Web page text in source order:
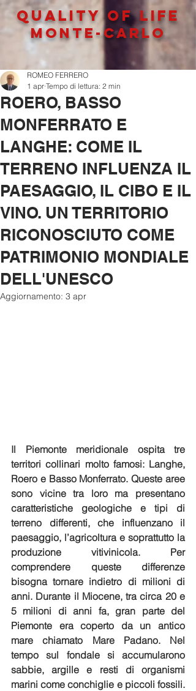
QUALITY OF LIFe
MONTE-CARLO
ROERO, BASSO
MONFERRATO E
LANGHE: COME IL
TERRENO INFLUENZA IL
PAESAGGIO, IL CIBO E IL
VINO. UN TERRITORIO
RICONOSCIUTO COME
PATRIMONIO MONDIALE
DELL'UNESCO
ROMEO FERRERO
1 apr Tempo di lettura: 2 min
Aggiornamento: 3 apr
Il Piemonte meridionale ospita tre
territori collinari molto famosi: Langhe,
Roero e Basso Monferrato. Queste aree
sono vicine tra loro ma presentano
caratteristiche geologiche e tipi di
terreno differenti, che influenzano il
paesaggio, l’agricoltura e soprattutto la
produzione vitivinicola. Per
comprendere queste differenze
bisogna tornare indietro di milioni di
anni. Durante il Miocene, tra circa 20 e
5 milioni di anni fa, gran parte del
Piemonte era coperto da un antico
mare chiamato Mare Padano. Nel
tempo sul fondale si accumularono
sabbie, argille e resti di organismi
marini come conchiglie e piccoli fossili.